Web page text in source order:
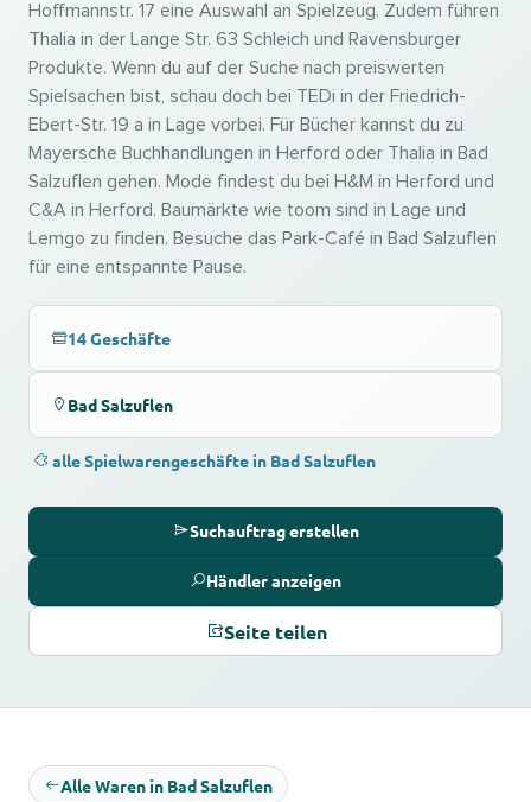
Hoffmannstr. 17 eine Auswahl an Spielzeug. Zudem führen
Thalia in der Lange Str. 63 Schleich und Ravensburger
Produkte. Wenn du auf der Suche nach preiswerten
Spielsachen bist, schau doch bei TEDi in der Friedrich-
Ebert-Str. 19 a in Lage vorbei. Für Bücher kannst du zu
Mayersche Buchhandlungen in Herford oder Thalia in Bad
Salzuflen gehen. Mode findest du bei H&M in Herford und
C&A in Herford. Baumärkte wie toom sind in Lage und
Lemgo zu finden. Besuche das Park-Café in Bad Salzuflen
für eine entspannte Pause.
14 Geschäfte
Bad Salzuflen
alle Spielwarengeschäfte in Bad Salzuflen
Suchauftrag erstellen
Händler anzeigen
Seite teilen
Alle Waren in Bad Salzuflen